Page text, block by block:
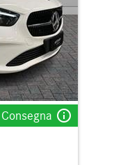
info_outline